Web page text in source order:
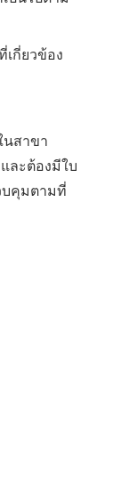
เกี่ยวข้อง
สาขา
ละต้องมีใบ
บคุมตามที่